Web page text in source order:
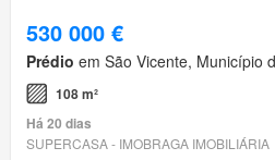
530 000 €
Prédio em São Vicente, Município
108 m²
Há 20 dias
SUPERCASA - IMOBRAGA IMOBILIÁRIA